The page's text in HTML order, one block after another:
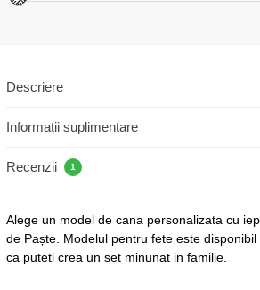
Descriere
Informații suplimentare
Recenzii 1
Alege un model de cana personalizata cu
de Paște. Modelul pentru fete este
ca puteti crea un set minunat in familie.